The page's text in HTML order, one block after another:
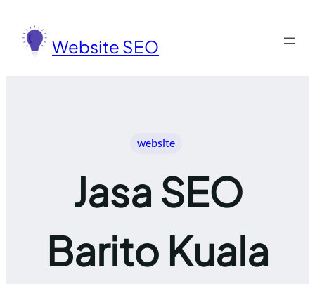
konten
Website SEO
website
Jasa SEO
Barito Kuala